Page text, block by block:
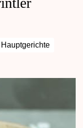
Hauptgerichte